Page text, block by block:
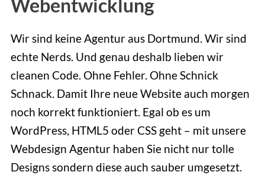
Webentwicklung
Wir sind keine Agentur aus Dortmund. Wir sind
echte Nerds. Und genau deshalb lieben wir
cleanen Code. Ohne Fehler. Ohne Schnick
Schnack. Damit Ihre neue Website auch morgen
noch korrekt funktioniert. Egal ob es um
WordPress, HTML5 oder CSS geht – mit unsere
Webdesign Agentur haben Sie nicht nur tolle
Designs sondern diese auch sauber umgesetzt.